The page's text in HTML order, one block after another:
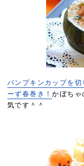
パンプキンカップを
ーず春巻き！かぼちゃ
気です＾＾